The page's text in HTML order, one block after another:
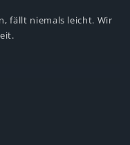
fällt niemals leicht. Wir